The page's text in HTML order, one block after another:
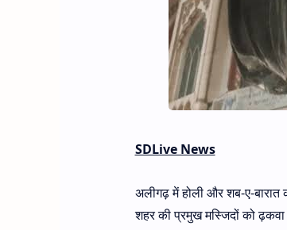
SDLive News
अलीगढ़ में होली और शब-ए-
शहर की प्रमुख मस्जिदों को